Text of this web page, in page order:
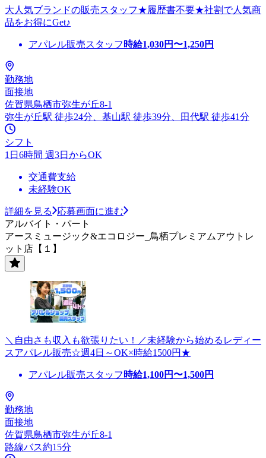
大人気ブランドの販売スタッフ★履歴書不要★社割で人気商
品をお得にGet♪
アパレル販売スタッフ 時給1,030円〜1,250円
勤務地
面接地
佐賀県鳥栖市弥生が丘8-1
弥生が丘駅 徒歩24分、基山駅 徒歩39分、田代駅 徒歩41分
シフト
1日6時間 週3日からOK
交通費支給
未経験OK
詳細を見る
応募画面に進む
アルバイト・パート
アースミュージック&エコロジー_鳥栖プレミアムアウトレ
ット店【１】
＼自由さも収入も欲張りたい！／未経験から始めるレディー
スアパレル販売☆週4日～OK×時給1500円★
アパレル販売スタッフ 時給1,100円〜1,500円
勤務地
面接地
佐賀県鳥栖市弥生が丘8-1
路線バス約15分